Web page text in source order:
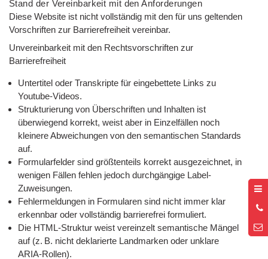
Stand der Vereinbarkeit mit den Anforderungen
Diese Website ist nicht vollständig mit den für uns geltenden
Vorschriften zur Barrierefreiheit vereinbar.
Unvereinbarkeit mit den Rechtsvorschriften zur
Barrierefreiheit
Untertitel oder Transkripte für eingebettete Links zu
Youtube-Videos.
Strukturierung von Überschriften und Inhalten ist
überwiegend korrekt, weist aber in Einzelfällen noch
kleinere Abweichungen von den semantischen Standards
auf.
Formularfelder sind größtenteils korrekt ausgezeichnet, in
wenigen Fällen fehlen jedoch durchgängige Label-
Zuweisungen.
Fehlermeldungen in Formularen sind nicht immer klar
erkennbar oder vollständig barrierefrei formuliert.
Die HTML-Struktur weist vereinzelt semantische Mängel
auf (z. B. nicht deklarierte Landmarken oder unklare
ARIA-Rollen).